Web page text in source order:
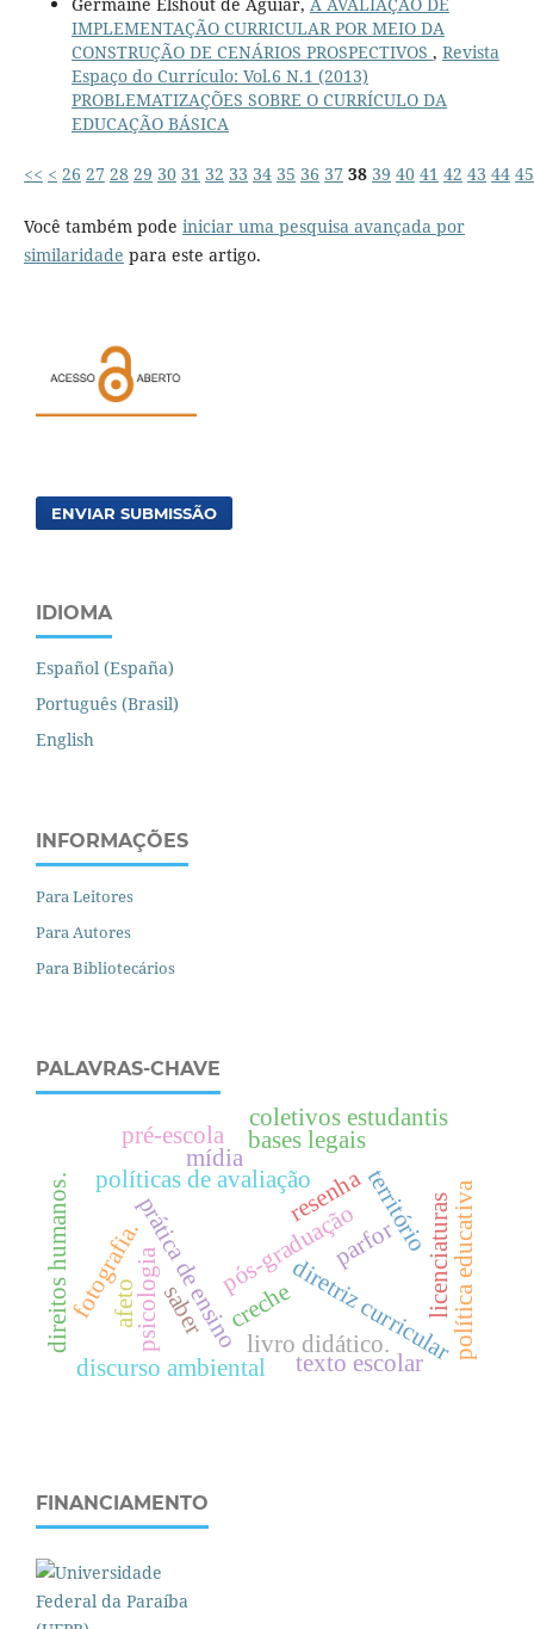
IMPLEMENTAÇÃO CURRICULAR POR MEIO DA
CONSTRUÇÃO DE CENÁRIOS PROSPECTIVOS , Revista
Espaço do Currículo: Vol.6 N.1 (2013)
PROBLEMATIZAÇÕES SOBRE O CURRÍCULO DA
EDUCAÇÃO BÁSICA
<< < 26 27 28 29 30 31 32 33 34 35 36 37 38 39 40 41 42 43 44 45
Você também pode iniciar uma pesquisa avançada por
similaridade para este artigo.
ENVIAR SUBMISSÃO
IDIOMA
Español (España)
Português (Brasil)
English
INFORMAÇÕES
Para Leitores
Para Autores
Para Bibliotecários
PALAVRAS-CHAVE
resenhaterritório
diretriz curricular
prática de ensino
texto escolar
políticas de avaliação
pós-graduação
saber política educativa
discurso ambiental
mídia
livro didático.
d
i
r
e
i
t
o
s
h
u
m
a
n
o
s
. licenciaturas
parfor
pré-escola
creche
bases legais
psicologia
coletivos estudantis
fotografia.
afeto
FINANCIAMENTO